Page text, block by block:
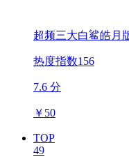
超频三大白鲨皓月
热度指数156
7.6 分
￥ 50
TOP
49